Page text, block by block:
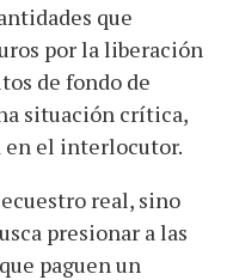
que
por la liberación
de fondo de
situación crítica,
en el interlocutor.
real, sino
presionar a las
paguen un